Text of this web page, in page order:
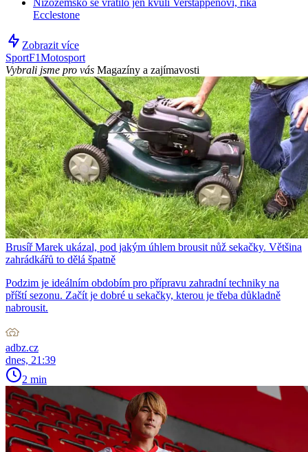
Ecclestone
Zobrazit více
SportF1Motosport
Vybrali jsme pro vás Magazíny a zajímavosti
Brusíř Marek ukázal, pod jakým úhlem brousit nůž sekačky. Většina
zahrádkářů to dělá špatně
Podzim je ideálním obdobím pro přípravu zahradní techniky na
příští sezonu. Začít je dobré u sekačky, kterou je třeba důkladně
nabrousit.
adbz.cz
dnes, 21:39
2 min